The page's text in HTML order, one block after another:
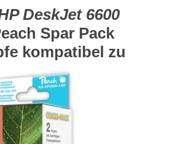
DeskJet 6600
Spar Pack
kompatibel zu